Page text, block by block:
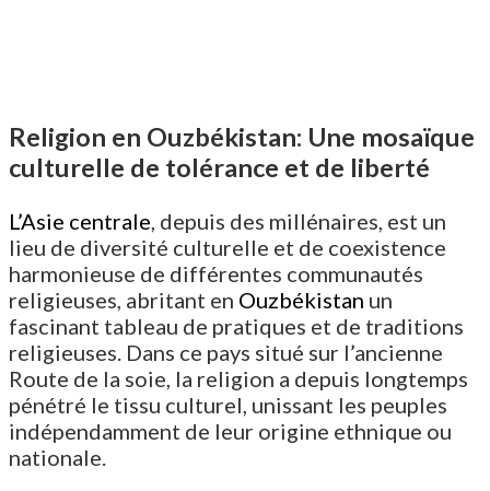
Religion en Ouzbékistan: Une mosaïque
culturelle de tolérance et de liberté
L’Asie centrale, depuis des millénaires, est un
lieu de diversité culturelle et de coexistence
harmonieuse de différentes communautés
religieuses, abritant en Ouzbékistan un
fascinant tableau de pratiques et de traditions
religieuses. Dans ce pays situé sur l’ancienne
Route de la soie, la religion a depuis longtemps
pénétré le tissu culturel, unissant les peuples
indépendamment de leur origine ethnique ou
nationale.